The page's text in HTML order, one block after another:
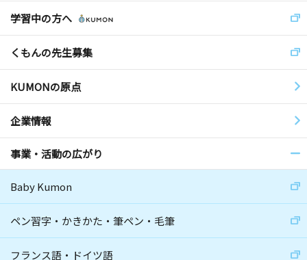
学習中の方へ
くもんの先生募集
KUMONの原点
企業情報
事業・活動の広がり
Baby Kumon
ペン習字・かきかた・筆ペン・毛筆
フランス語・ドイツ語